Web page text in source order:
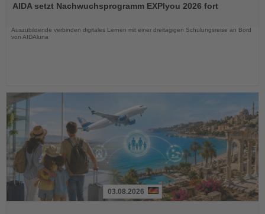
die
AIDA setzt Nachwuchsprogramm EXPIyou 2026 fort
Auszubildende verbinden digitales Lernen mit einer dreitägigen Schulungsreise an Bord
von AIDAluna
03.08.2026